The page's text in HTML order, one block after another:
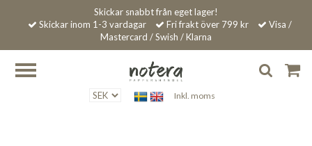
Skickar snabbt från eget lager!
Skickar inom 1-3 vardagar
Fri frakt över 799 kr
Visa /
Mastercard / Swish / Klarna
Inkl. moms